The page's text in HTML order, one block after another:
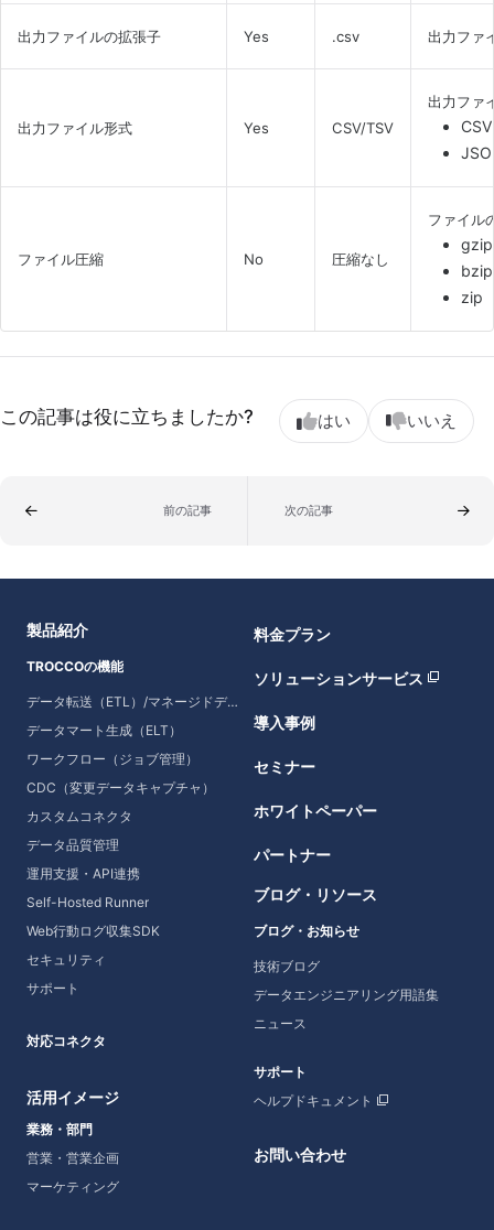
出力ファイルの拡張子 Yes .csv 出力ファ
出力ファイル形式 Yes CSV/TSV
出力ファ
CSV
ファイル圧縮 No 圧縮なし
ファイル
gzip
zip
この記事は役に立ちましたか? はい いいえ
前の記事 次の記事
製品紹介
TROCCOの機能
データ転送（ETL）/マネージドデータ転送
データマート生成（ELT）
ワークフロー（ジョブ管理）
CDC（変更データキャプチャ）
カスタムコネクタ
データ品質管理
運用支援・API連携
Self-Hosted Runner
Web行動ログ収集SDK
セキュリティ
サポート
対応コネクタ
活用イメージ
業務・部門
営業・営業企画
マーケティング
料金プラン
ソリューションサービス
導入事例
セミナー
ホワイトペーパー
パートナー
ブログ・リソース
ブログ・お知らせ
技術ブログ
データエンジニアリング用語集
ニュース
サポート
ヘルプドキュメント
お問い合わせ